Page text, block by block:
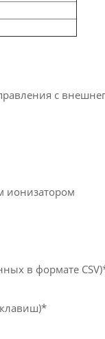
с
ионизатором
в формате